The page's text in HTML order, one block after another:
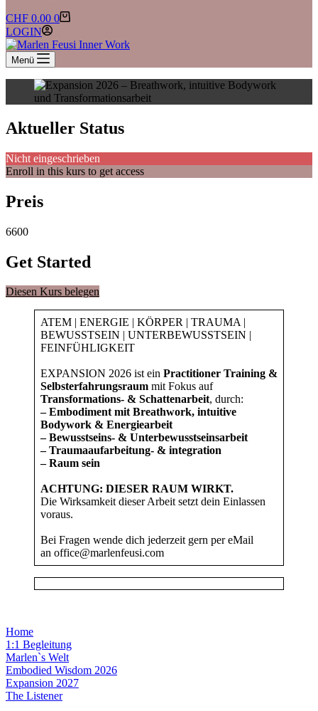
Warenkorb
CHF 0.00 0
LOGIN
Menü
Aktueller Status
Nicht eingeschrieben
Enroll in this kurs to get access
Preis
6600
Get Started
Diesen Kurs belegen
ATEM | ENERGIE | KÖRPER | TRAUMA |
BEWUSSTSEIN | UNTERBEWUSSTSEIN |
FEINFÜHLIGKEIT
EXPANSION 2026 ist ein Practitioner Training &
Selbsterfahrungsraum mit Fokus auf
Transformations- & Schattenarbeit, durch:
– Embodiment mit Breathwork, intuitive
Bodywork & Energiearbeit
– Bewusstseins- & Unterbewusstseinsarbeit
– Traumaaufarbeitung- & integration
– Raum sein
ACHTUNG: DIESER RAUM WIRKT.
Die Wirksamkeit dieser Arbeit setzt dein Einlassen
voraus.
Bei Fragen wende dich jederzeit gern per eMail
an office@marlenfeusi.com
Home
1:1 Begleitung
Marlen`s Welt
Embodied Wisdom 2026
Expansion 2027
The Listener